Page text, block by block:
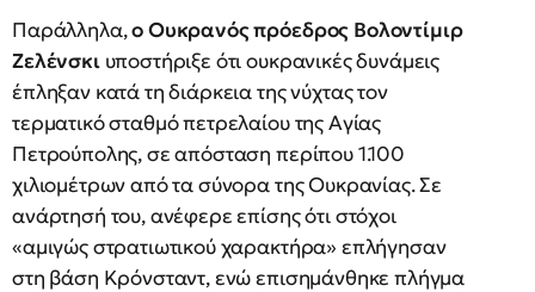
Παράλληλα,ο Ουκρανός πρόεδρος Βολοντίμιρ
Ζελένσκι υποστήριξε ότι ουκρανικές δυνάμεις
έπληξαν κατά τη διάρκεια της νύχτας τον
τερματικό σταθμό πετρελαίου της Αγίας
Πετρούπολης, σε απόσταση περίπου 1.100
χιλιομέτρων από τα σύνορα της Ουκρανίας. Σε
ανάρτησή του, ανέφερε επίσης ότι στόχοι
«αμιγώς στρατιωτικού χαρακτήρα» επλήγησαν
στη βάση Κρόνσταντ, ενώ επισημάνθηκε πλήγμα